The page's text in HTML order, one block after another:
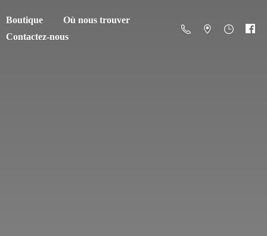
Boutique
Où nous trouver
Contactez-nous